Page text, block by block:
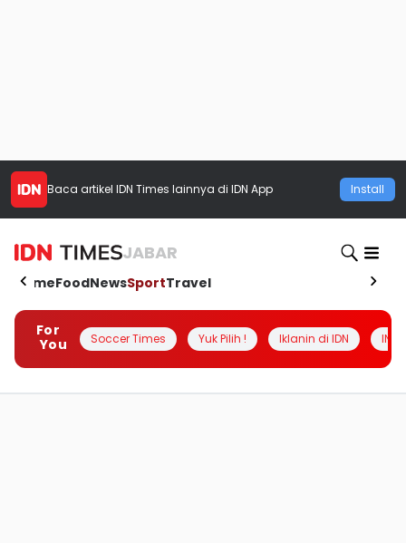
Baca artikel IDN Times lainnya di IDN App Install
JABAR
HomeFoodNewsSportTravel
For
You
Soccer Times Yuk Pilih ! Iklanin di IDN